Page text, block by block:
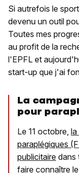
Si autrefois le
devenu un outil
Toutes mes
au profit de la
l'EPFL et
start-up que j'ai
La
pour
Le 11 octobre, la
paraplégiques
publicitaire dans
faire connaître